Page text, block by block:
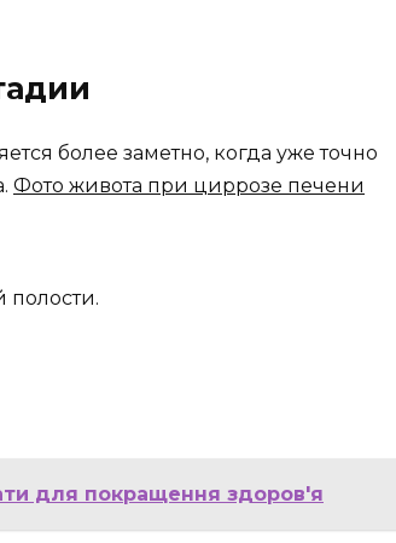
более заметно, когда уже точно
Фото живота при циррозе печени
для покращення здоров'я